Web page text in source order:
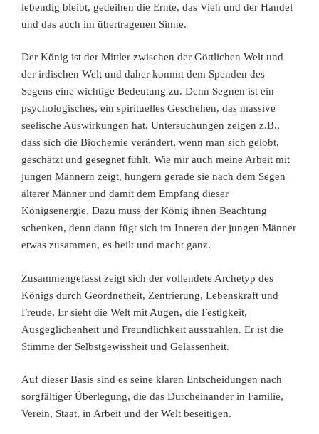
lebendig bleibt, gedeihen die Ernte, das Vieh und der Handel
und das auch im übertragenen Sinne.
Der König ist der Mittler zwischen der Göttlichen Welt und
der irdischen Welt und daher kommt dem Spenden des
Segens eine wichtige Bedeutung zu. Denn Segnen ist ein
psychologisches, ein spirituelles Geschehen, das massive
seelische Auswirkungen hat. Untersuchungen zeigen z.B.,
dass sich die Biochemie verändert, wenn man sich gelobt,
geschätzt und gesegnet fühlt. Wie mir auch meine Arbeit mit
jungen Männern zeigt, hungern gerade sie nach dem Segen
älterer Männer und damit dem Empfang dieser
Königsenergie. Dazu muss der König ihnen Beachtung
schenken, denn dann fügt sich im Inneren der jungen Männer
etwas zusammen, es heilt und macht ganz.
Zusammengefasst zeigt sich der vollendete Archetyp des
Königs durch Geordnetheit, Zentrierung, Lebenskraft und
Freude. Er sieht die Welt mit Augen, die Festigkeit,
Ausgeglichenheit und Freundlichkeit ausstrahlen. Er ist die
Stimme der Selbstgewissheit und Gelassenheit.
Auf dieser Basis sind es seine klaren Entscheidungen nach
sorgfältiger Überlegung, die das Durcheinander in Familie,
Verein, Staat, in Arbeit und der Welt beseitigen.